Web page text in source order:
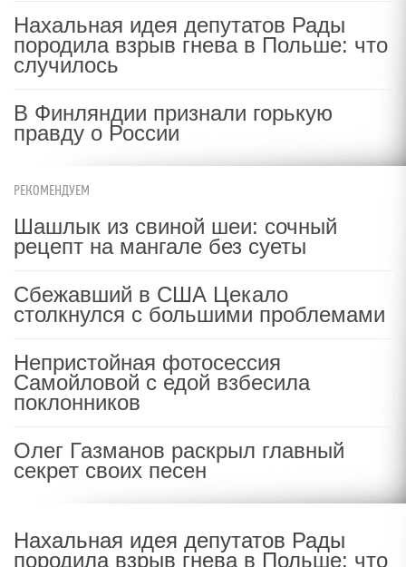
Нахальная идея депутатов Рады
породила взрыв гнева в Польше: что
случилось
В Финляндии признали горькую
правду о России
РЕКОМЕНДУЕМ
Шашлык из свиной шеи: сочный
рецепт на мангале без суеты
Сбежавший в США Цекало
столкнулся с большими проблемами
Непристойная фотосессия
Самойловой с едой взбесила
поклонников
Олег Газманов раскрыл главный
секрет своих песен
Нахальная идея депутатов Рады
породила взрыв гнева в Польше: что